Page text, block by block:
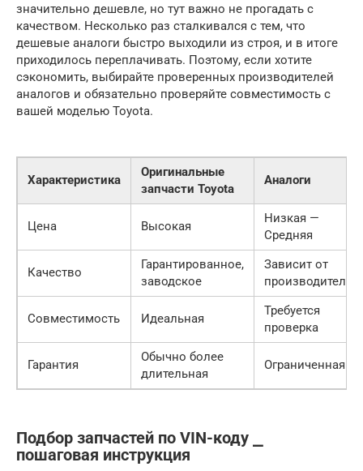
значительно дешевле, но тут важно не прогадать с
качеством. Несколько раз сталкивался с тем, что
дешевые аналоги быстро выходили из строя, и в итоге
приходилось переплачивать. Поэтому, если хотите
сэкономить, выбирайте проверенных производителей
аналогов и обязательно проверяйте совместимость с
вашей моделью Toyota.
Характеристика
Оригинальные
запчасти Toyota
Аналоги
Цена Высокая
Низкая —
Средняя
Качество
Гарантированное,
заводское
Зависит от
производителя
Совместимость Идеальная
Требуется
проверка
Гарантия
Обычно более
длительная
Ограниченная
Подбор запчастей по VIN-коду ⎯
пошаговая инструкция